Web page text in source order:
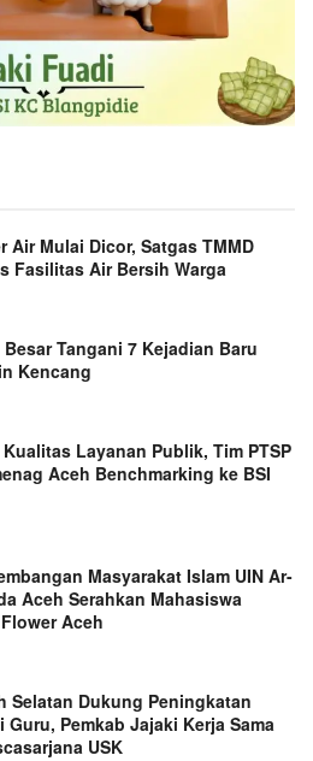
Air Mulai Dicor, Satgas TMMD
Fasilitas Air Bersih Warga
Besar Tangani 7 Kejadian Baru
Kencang
Layanan Publik, Tim PTSP
Aceh Benchmarking ke BSI
Masyarakat Islam UIN Ar-
Aceh Serahkan Mahasiswa
Aceh
Selatan Dukung Peningkatan
Guru, Pemkab Jajaki Kerja Sama
USK